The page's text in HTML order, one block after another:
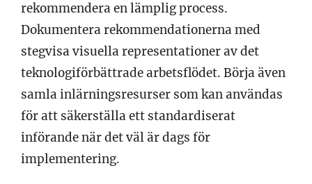
rekommendera en lämplig process.
Dokumentera rekommendationerna med
stegvisa visuella representationer av det
teknologiförbättrade arbetsflödet. Börja även
samla inlärningsresurser som kan användas
för att säkerställa ett standardiserat
införande när det väl är dags för
implementering.